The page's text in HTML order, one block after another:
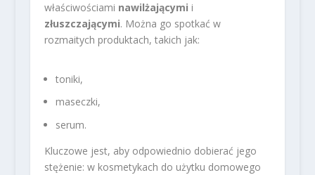
właściwościami nawilżającymi i
złuszczającymi. Można go spotkać w
rozmaitych produktach, takich jak:
toniki,
maseczki,
serum.
Kluczowe jest, aby odpowiednio dobierać jego
stężenie: w kosmetykach do użytku domowego